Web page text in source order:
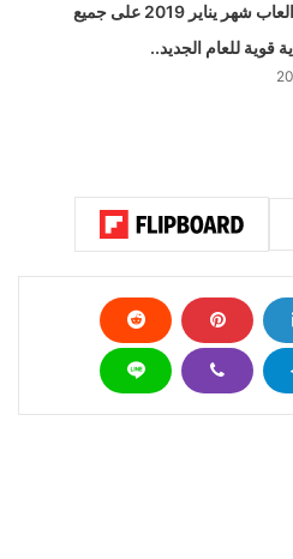
اليكم جميع العاب شهر يناير 2019 على جميع
قوية للعام الجديد..